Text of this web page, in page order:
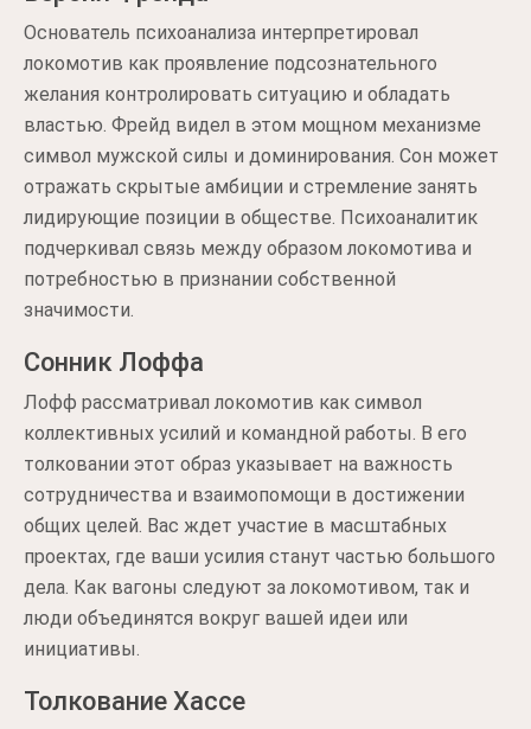
Основатель психоанализа интерпретировал
локомотив как проявление подсознательного
желания контролировать ситуацию и обладать
властью. Фрейд видел в этом мощном механизме
символ мужской силы и доминирования. Сон может
отражать скрытые амбиции и стремление занять
лидирующие позиции в обществе. Психоаналитик
подчеркивал связь между образом локомотива и
потребностью в признании собственной
значимости.
Сонник Лоффа
Лофф рассматривал локомотив как символ
коллективных усилий и командной работы. В его
толковании этот образ указывает на важность
сотрудничества и взаимопомощи в достижении
общих целей. Вас ждет участие в масштабных
проектах, где ваши усилия станут частью большого
дела. Как вагоны следуют за локомотивом, так и
люди объединятся вокруг вашей идеи или
инициативы.
Толкование Хассе